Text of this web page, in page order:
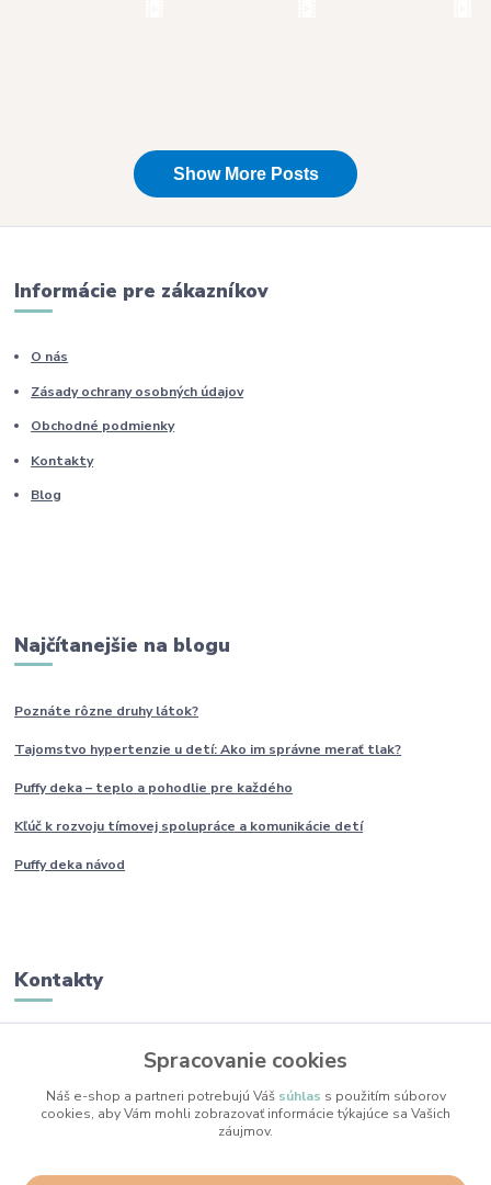
Informácie pre zákazníkov
O nás
Zásady ochrany osobných údajov
Obchodné podmienky
Kontakty
Blog
Najčítanejšie na blogu
Poznáte rôzne druhylátok?
Tajomstvo hypertenzie u detí: Ako im správne merať tlak?
Puffy deka – teplo a pohodlie pre každého
Kľúč k rozvoju tímovej spolupráce a komunikácie detí
Puffy deka návod
Kontakty
+421 950 436 258
(Po-Pia, 9-17 hod.)
Spracovanie cookies
Náš e-shop a partneri potrebujú Váš súhlas s použitím súborov
cookies, aby Vám mohli zobrazovať informácie týkajúce sa Vašich
záujmov.